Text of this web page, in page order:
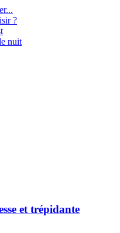
?
nuit
et trépidante